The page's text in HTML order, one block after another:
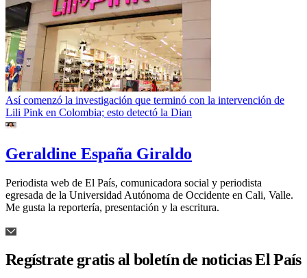
Así comenzó la investigación que terminó con la intervención de
Lili Pink en Colombia; esto detectó la Dian
Geraldine España Giraldo
Periodista web de El País, comunicadora social y periodista
egresada de la Universidad Autónoma de Occidente en Cali, Valle.
Me gusta la reportería, presentación y la escritura.
Regístrate gratis al boletín de noticias El País